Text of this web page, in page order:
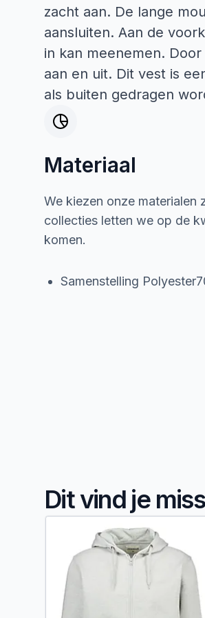
zacht aan. De lange
aansluiten. Aan de
in kan meenemen.
aan en uit. Dit vest is
als buiten gedragen
Materiaal
We kiezen onze materialen
collecties letten we op de
komen.
Samenstelling
Dit vind je